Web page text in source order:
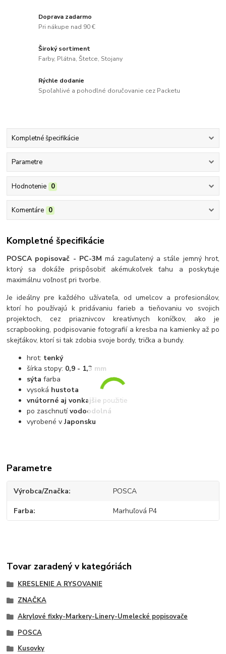
Doprava zadarmo
Pri nákupe nad 90 €
Široký sortiment
Farby, Plátna, Štetce, Stojany
Rýchle dodanie
Spoľahlivé a pohodlné doručovanie cez Packetu
Kompletné špecifikácie
Parametre
Hodnotenie 0
Komentáre 0
Kompletné špecifikácie
POSCA popisovač - PC-3M má zaguľatený a stále jemný hrot,
ktorý sa dokáže prispôsobiť akémukoľvek ťahu a poskytuje
maximálnu voľnosť pri tvorbe.
Je ideálny pre každého užívateľa, od umelcov a profesionálov,
ktorí ho používajú k pridávaniu farieb a tieňovaniu vo svojich
projektoch, cez priaznivcov kreatívnych koníčkov, ako je
scrapbooking, podpisovanie fotografií a kresba na kamienky až po
skejťákov, ktorí si tak zdobia svoje bordy, trička a bundy.
hrot: tenký
šírka stopy: 0,9 - 1,3 mm
sýtafarba
vysoká hustota
vnútorné aj vonkajšie použitie
po zaschnutívodoodolná
vyrobené vJaponsku
Parametre
Výrobca/Značka POSCA
Farba Marhuľová P4
Tovar zaradený v kategóriách
KRESLENIE A RYSOVANIE
ZNAČKA
Akrylové fixky-Markery-Linery-Umelecké popisovače
POSCA
Kusovky